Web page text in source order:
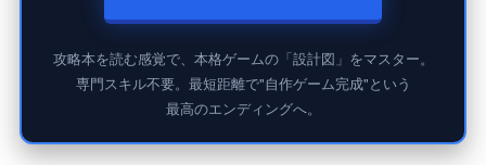
攻略本を読む感覚で、本格ゲームの「設計図」をマスター。
専門スキル不要。最短距離で"自作ゲーム完成"という
最高のエンディングへ。